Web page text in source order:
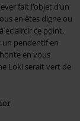
fait l’objet d’un
en êtes digne ou
éclaircir ce point.
pendentif en
en vous
Loki serait vert de